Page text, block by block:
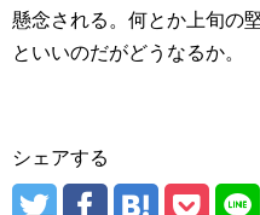
懸念される。何とか上旬の
といいのだがどうなるか。
シェアする